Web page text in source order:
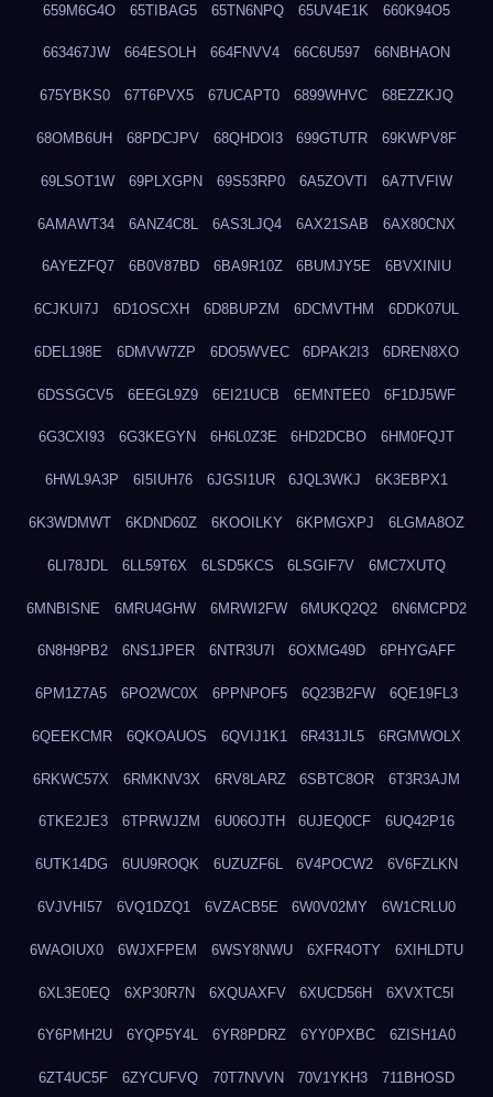
659M6G4O 65TIBAG5 65TN6NPQ 65UV4E1K 660K94O5
663467JW 664ESOLH 664FNVV4 66C6U597 66NBHAON
675YBKS0 67T6PVX5 67UCAPT0 6899WHVC 68EZZKJQ
68OMB6UH 68PDCJPV 68QHDOI3 699GTUTR 69KWPV8F
69LSOT1W 69PLXGPN 69S53RP0 6A5ZOVTI 6A7TVFIW
6AMAWT34 6ANZ4C8L 6AS3LJQ4 6AX21SAB 6AX80CNX
6AYEZFQ7 6B0V87BD 6BA9R10Z 6BUMJY5E 6BVXINIU
6CJKUI7J 6D1OSCXH 6D8BUPZM 6DCMVTHM 6DDK07UL
6DEL198E 6DMVW7ZP 6DO5WVEC 6DPAK2I3 6DREN8XO
6DSSGCV5 6EEGL9Z9 6EI21UCB 6EMNTEE0 6F1DJ5WF
6G3CXI93 6G3KEGYN 6H6L0Z3E 6HD2DCBO 6HM0FQJT
6HWL9A3P 6I5IUH76 6JGSI1UR 6JQL3WKJ 6K3EBPX1
6K3WDMWT 6KDND60Z 6KOOILKY 6KPMGXPJ 6LGMA8OZ
6LI78JDL 6LL59T6X 6LSD5KCS 6LSGIF7V 6MC7XUTQ
6MNBISNE 6MRU4GHW 6MRWI2FW 6MUKQ2Q2 6N6MCPD2
6N8H9PB2 6NS1JPER 6NTR3U7I 6OXMG49D 6PHYGAFF
6PM1Z7A5 6PO2WC0X 6PPNPOF5 6Q23B2FW 6QE19FL3
6QEEKCMR 6QKOAUOS 6QVIJ1K1 6R431JL5 6RGMWOLX
6RKWC57X 6RMKNV3X 6RV8LARZ 6SBTC8OR 6T3R3AJM
6TKE2JE3 6TPRWJZM 6U06OJTH 6UJEQ0CF 6UQ42P16
6UTK14DG 6UU9ROQK 6UZUZF6L 6V4POCW2 6V6FZLKN
6VJVHI57 6VQ1DZQ1 6VZACB5E 6W0V02MY 6W1CRLU0
6WAOIUX0 6WJXFPEM 6WSY8NWU 6XFR4OTY 6XIHLDTU
6XL3E0EQ 6XP30R7N 6XQUAXFV 6XUCD56H 6XVXTC5I
6Y6PMH2U 6YQP5Y4L 6YR8PDRZ 6YY0PXBC 6ZISH1A0
6ZT4UC5F 6ZYCUFVQ 70T7NVVN 70V1YKH3 711BHOSD